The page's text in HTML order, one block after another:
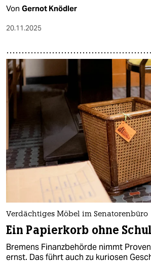
Von Gernot Knödler
20.11.2025
Verdächtiges Möbel im Senatorenbüro
Ein Papierkorb ohne
Bremens Finanzbehörde nimmt
ernst. Das führt auch zu kuriosen